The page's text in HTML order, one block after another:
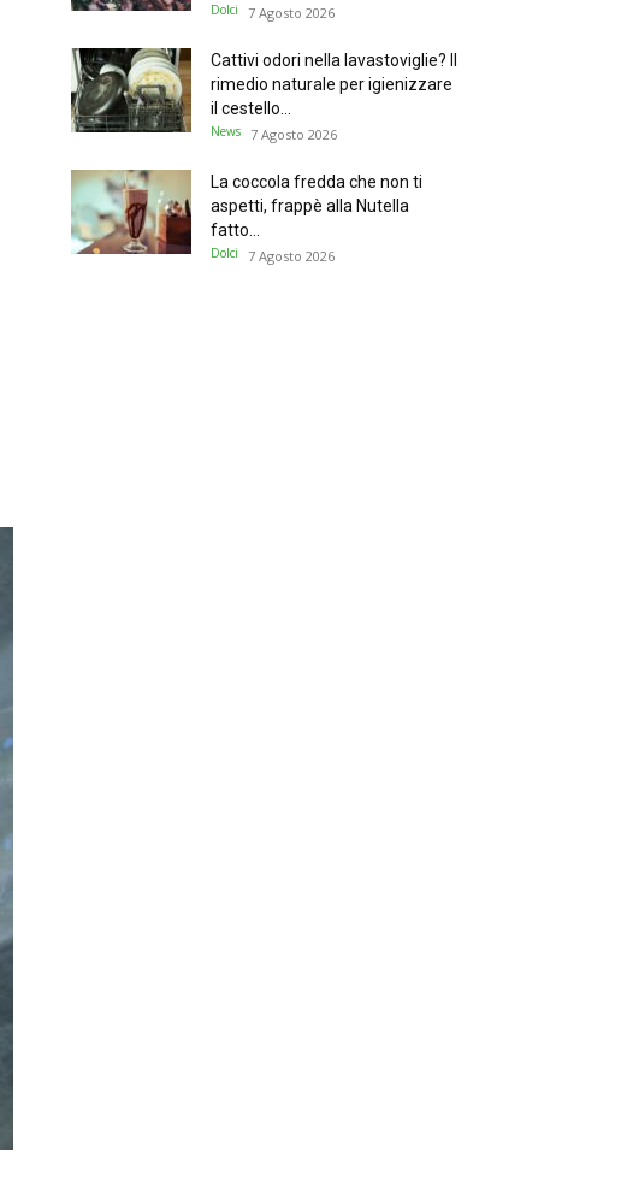
Dolci 7 Agosto 2026
Cattivi odori nella lavastoviglie? Il
rimedio naturale per igienizzare
il cestello...
News 7 Agosto 2026
La coccola fredda che non ti
aspetti, frappè alla Nutella
fatto...
Dolci 7 Agosto 2026